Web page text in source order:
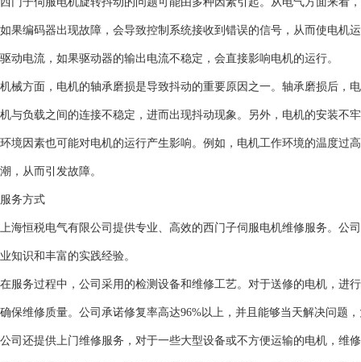
如果编码器出现故障，会导致控制系统接收到错误的信号，从而使电机
驱动电流，如果驱动器的输出电流不稳定，会直接影响电机的运行。
机械方面，电机的轴承磨损是导致抖动的重要原因之一。轴承磨损后，
机与负载之间的连接不稳定，进而出现抖动现象。另外，电机的安装不
环境因素也可能对电机的运行产生影响。例如，电机工作环境的温度过
潮，从而引发故障。
服务方式
上海恒税电气有限公司提供专业、高效的西门子伺服电机维修服务。公
业知识和丰富的实践经验。
在服务过程中，公司采用的检测设备和维修工艺。对于送修的电机，进
确保维修质量。公司承诺修复率高达96%以上，并且能够当天解决问题
公司还提供上门维修服务，对于一些大型设备或不方便运输的电机，维